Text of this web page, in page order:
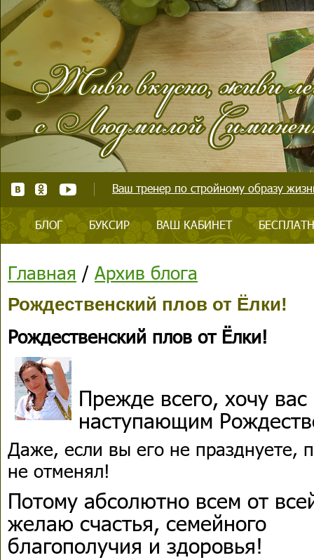
Ваш тренер по стройному образу
БЛОГ БУКСИР ВАШ КАБИНЕТ
Главная / Архив блога
Рождественский плов от Ёлки!
Рождественский плов от Ёлки!
Прежде всего, хочу вас
наступающим
Даже, если вы его не празднуете,
не отменял!
Потому абсолютно всем от
желаю счастья, семейного
благополучия и здоровья!